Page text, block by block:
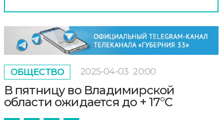
ОБЩЕСТВО 2025-04-03 20:00
В пятницу во Владимирской
области ожидается до + 17°С